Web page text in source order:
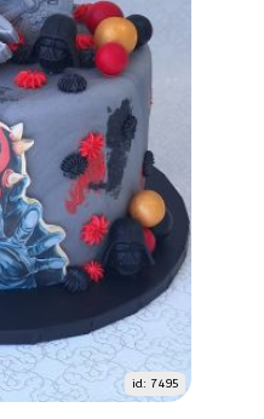
id: 7495